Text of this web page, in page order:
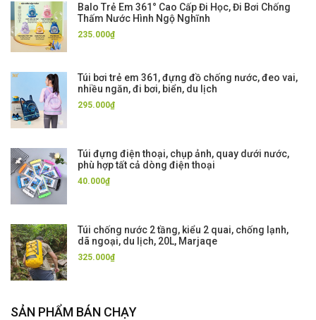
Balo Trẻ Em 361° Cao Cấp Đi Học, Đi Bơi Chống
Thấm Nước Hình Ngộ Nghĩnh
235.000₫
Túi bơi trẻ em 361, đựng đồ chống nước, đeo vai,
nhiều ngăn, đi bơi, biển, du lịch
295.000₫
Túi đựng điện thoại, chụp ảnh, quay dưới nước,
phù hợp tất cả dòng điện thoại
40.000₫
Túi chống nước 2 tầng, kiểu 2 quai, chống lạnh,
dã ngoại, du lịch, 20L, Marjaqe
325.000₫
SẢN PHẨM BÁN CHẠY